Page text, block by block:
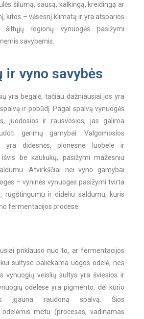
šilumą, sausą, kalkingą, kreidingą ar
kitos – vėsesnį klimatą ir yra atsparios
šiltųjų regionų vynuogės pasižymi
savybėmis.
ir vyno savybės
yra begalė, tačiau dažniausiai jos yra
ir pobūdį. Pagal spalvą vynuogės
juodosios ir rausvosios; jas galima
gėrimų gamybai. Valgomosios
yra didesnės, plonesne luobele ir
be kauliukų, pasižymi mažesniu
Atvirkščiai nei vyno gamybai
– vyninės vynuogės pasižymi tvirta
rūgštingumu ir dideliu saldumu, kuris
fermentacijos procese.
priklauso nuo to, ar fermentacijos
sultyse paliekama uogos odelė, nes
vynuogių veislių sultys yra šviesios ir
odelėse yra pigmento, dėl kurio
įgauna raudoną spalvą. Šios
metu (procesas, vadinamas